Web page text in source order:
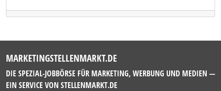
MARKETINGSTELLENMARKT.DE
DIE SPEZIAL-JOBBÖRSE FÜR MARKETING, WERBUNG UND MEDIEN —
EIN SERVICE VON STELLENMARKT.DE